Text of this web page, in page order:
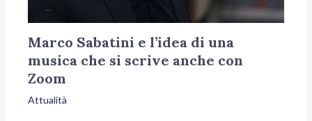
Marco Sabatini e l’idea di una
musica che si scrive anche con
Zoom
Attualità